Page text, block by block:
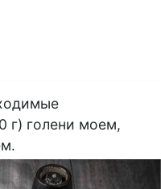
г) голени моем,